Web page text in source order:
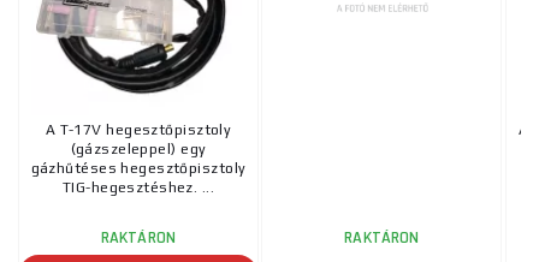
A T-17V hegesztőpisztoly
(gázszeleppel) egy
gázhűtéses hegesztőpisztoly
TIG-hegesztéshez. ...
RAKTÁRON RAKTÁRON